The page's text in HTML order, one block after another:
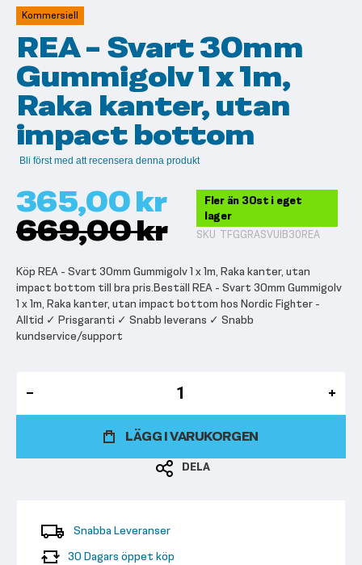
av
bildgalleriet
Kommersiell
REA - Svart 30mm
Gummigolv 1 x 1m,
Raka kanter, utan
impact bottom
Bli först med att recensera denna produkt
365,00 kr
669,00 kr
Fler än 30st i eget
lager
SKU TFGGRASVUIB30REA
Köp REA - Svart 30mm Gummigolv 1 x 1m, Raka kanter, utan
impact bottom till bra pris.Beställ REA - Svart 30mm Gummigolv
1 x 1m, Raka kanter, utan impact bottom hos Nordic Fighter -
Alltid ✓ Prisgaranti ✓ Snabb leverans ✓ Snabb
kundservice/support
LÄGG I VARUKORGEN
DELA
Snabba Leveranser
30 Dagars öppet köp